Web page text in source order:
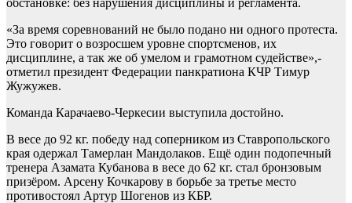
«За время соревнований не было подано ни одного протеста.
Это говорит о возросшем уровне спортсменов, их
дисциплине, а так же об умелом и грамотном судействе»,-
отметил президент Федерации панкратиона КЧР Тимур
Жужужев.
Команда Карачаево-Черкесии выступила достойно.
В весе до 92 кг. победу над соперником из Ставропольского
края одержал Тамерлан Мандолаков. Ещё один подопечный
тренера Азамата Кубанова в весе до 62 кг. стал бронзовым
призёром. Арсену Кочкарову в борьбе за третье место
противостоял Артур Шогенов из КБР.